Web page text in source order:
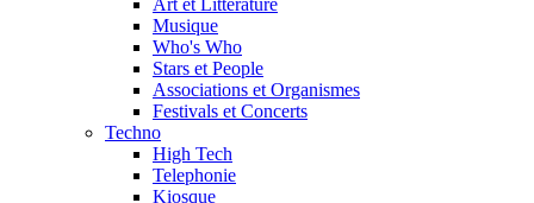
Art et Litterature
Musique
Who's Who
Stars et People
Associations et Organismes
Festivals et Concerts
Techno
High Tech
Telephonie
Kiosque